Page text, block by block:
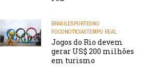
BRASILESPORTESNO
FOCONOTÍCIASTEMPO REAL
Jogos do Rio devem
gerar US$ 200 milhões
em turismo
EQUIPE O PORTAL CONTATO
/// WebtivaHOSTING